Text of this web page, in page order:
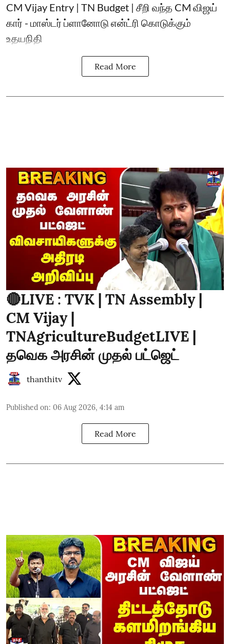
CM Vijay Entry | TN Budget | சீறி வந்த CM விஜய்
கார் - மாஸ்டர் ப்ளானோடு என்ட்ரி கொடுக்கும்
உதயநிதி
Read More
🔴LIVE : TVK | TN Assembly |
CM Vijay |
TNAgricultureBudgetLIVE |
தவெக அரசின் முதல் பட்ஜெட்
thanthitv
Published on: 06 Aug 2026, 4:14 am
Read More